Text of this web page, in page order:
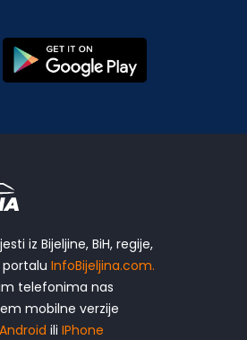
iz Bijeljine, BiH, regije,
InfoBijeljina.com.
telefonima nas
mobilne verzije
Android ili IPhone